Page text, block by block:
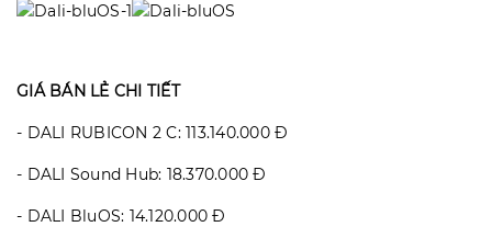
GIÁ BÁN LẺ CHI TIẾT
- DALI RUBICON 2 C: 113.140.000 Đ
- DALI Sound Hub: 18.370.000 Đ
- DALI BluOS: 14.120.000 Đ